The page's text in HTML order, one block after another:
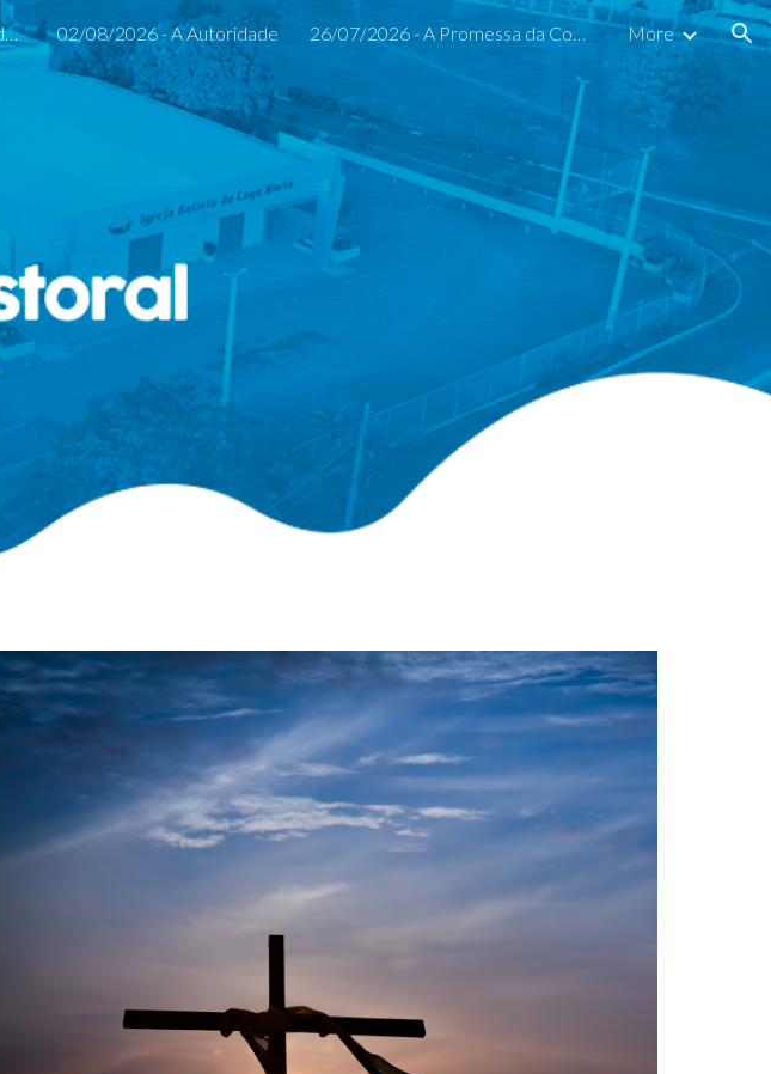
Skip to navigation
09/08/2026 - Uma Igreja Cheia do Espírito Santo 02/08/2026 - A Autoridade 26/07/2026 - A Promessa da Companhia More